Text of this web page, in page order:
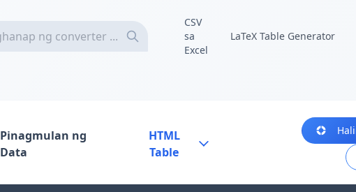
CSV
sa
Excel
LaTeX Table Generator
Pinagmulan ng
Data
HTML
Table